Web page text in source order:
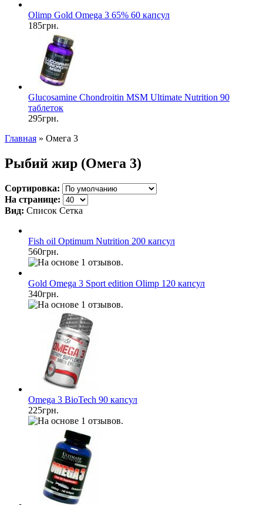
Olimp Gold Omega 3 65% 60 капсул
185грн.
Glucosamine Chondroitin MSM Ultimate Nutrition 90
таблеток
295грн.
Главная » Омега 3
Рыбий жир (Омега 3)
Сортировка:
На странице:
Вид: Список Сетка
Fish oil Optimum Nutrition 200 капсул
560грн.
Gold Omega 3 Sport edition Olimp 120 капсул
340грн.
Omega 3 BioTech 90 капсул
225грн.